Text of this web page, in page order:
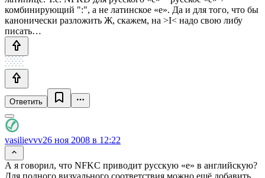
комбинирующий ":", а не латинское «e». Да и для того, что бы
канонически разложить Ж, скажем, на >I< надо свою либу
писать…
Ответить
vasilievvv26 ноя 2008 в 12:22
А я говорил, что NFKC приводит русскую «e» в английскую?
Для полного визуального соответствия можно ещё добавить